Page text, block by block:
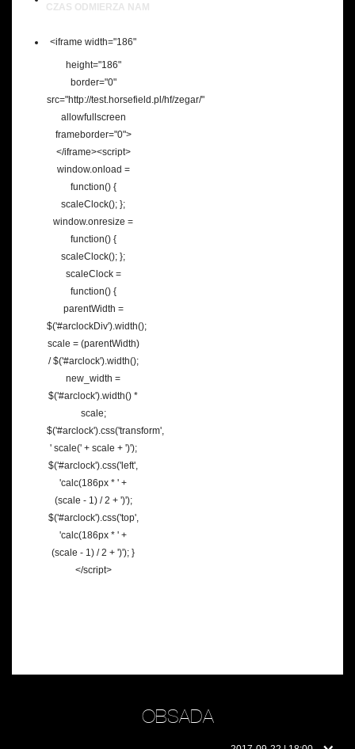
CZAS ODMIERZA NAM
<iframe width="186"
height="186"
border="0"
src="http://test.horsefield.pl/hf/zegar/"
allowfullscreen
frameborder="0">
</iframe><script>
window.onload =
function() {
scaleClock(); };
window.onresize =
function() {
scaleClock(); };
scaleClock =
function() {
parentWidth =
$('#arclockDiv').width();
scale = (parentWidth)
/ $('#arclock').width();
new_width =
$('#arclock').width() *
scale;
$('#arclock').css('transform',
' scale(' + scale + ')');
$('#arclock').css('left',
'calc(186px * ' +
(scale - 1) / 2 + ')');
$('#arclock').css('top',
'calc(186px * ' +
(scale - 1) / 2 + ')'); }
</script>
OBSADA